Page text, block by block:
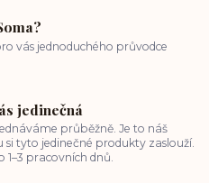
vás jednoduchého průvodce
jedinečná
průběžně. Je to náš
tyto jedinečné produkty zaslouží.
1–3 pracovních dnů.